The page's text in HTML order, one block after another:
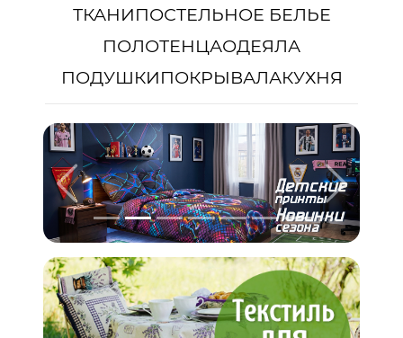
ТКАНИПОСТЕЛЬНОЕ БЕЛЬЕ
ПОЛОТЕНЦАОДЕЯЛА
ПОДУШКИПОКРЫВАЛАКУХНЯ
Предыдущий